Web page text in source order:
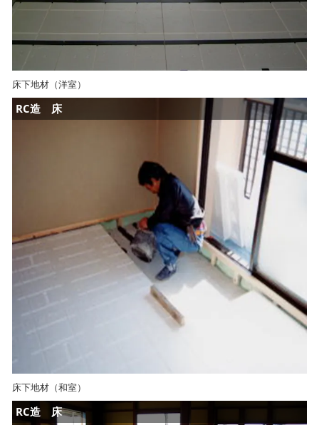
床下地材（洋室）
RC造 床
床下地材（和室）
RC造 床